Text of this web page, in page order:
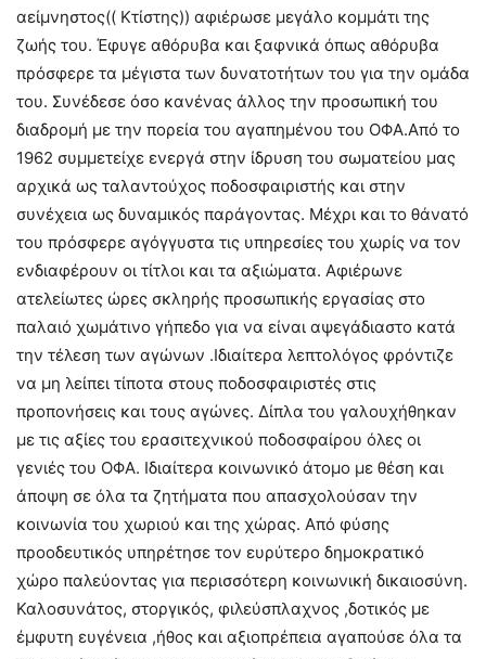
αείμνηστος(( Κτίστης)) αφιέρωσε μεγάλο κομμάτι της
ζωής του. Έφυγε αθόρυβα και ξαφνικά όπως αθόρυβα
πρόσφερε τα μέγιστα των δυνατοτήτων του για την ομάδα
του. Συνέδεσε όσο κανένας άλλος την προσωπική του
διαδρομή με την πορεία του αγαπημένου του ΟΦΑ.Από το
1962 συμμετείχε ενεργά στην ίδρυση του σωματείου μας
αρχικά ως ταλαντούχος ποδοσφαιριστής και στην
συνέχεια ως δυναμικός παράγοντας. Μέχρι και το θάνατό
του πρόσφερε αγόγγυστα τις υπηρεσίες του χωρίς να τον
ενδιαφέρουν οι τίτλοι και τα αξιώματα. Αφιέρωνε
ατελείωτες ώρες σκληρής προσωπικής εργασίας στο
παλαιό χωμάτινο γήπεδο για να είναι αψεγάδιαστο κατά
την τέλεση των αγώνων .Ιδιαίτερα λεπτολόγος φρόντιζε
να μη λείπει τίποτα στους ποδοσφαιριστές στις
προπονήσεις και τους αγώνες. Δίπλα του γαλουχήθηκαν
με τις αξίες του ερασιτεχνικού ποδοσφαίρου όλες οι
γενιές του ΟΦΑ. Ιδιαίτερα κοινωνικό άτομο με θέση και
άποψη σε όλα τα ζητήματα που απασχολούσαν την
κοινωνία του χωριού και της χώρας. Από φύσης
προοδευτικός υπηρέτησε τον ευρύτερο δημοκρατικό
χώρο παλεύοντας για περισσότερη κοινωνική δικαιοσύνη.
Καλοσυνάτος, στοργικός, φιλεύσπλαχνος ,δοτικός με
έμφυτη ευγένεια ,ήθος και αξιοπρέπεια αγαπούσε όλα τα